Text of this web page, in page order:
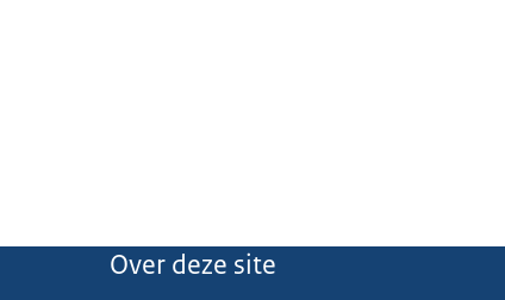
Over deze site